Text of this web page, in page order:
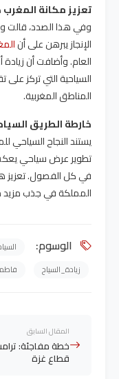
تعزيز مكانة
وفي هذا الصدد، قالت
الإنجاز يبرهن على أن
العام. وأضافت أن
السياحية التي تركز
المناطق المغربية.
خارطة الطريق
يستند النجاح السياحي
تطوير عرض سياحي يعكس
في كل الفصول. تعزيز
المملكة في جذب مزيد
الوسوم:
زيادة_السياح
المقال السابق
خطة مفاجئة:
قطاع غزة